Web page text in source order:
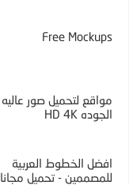
Free Mockups
مواقع لتحميل صور عاليه
الجوده HD 4K
افضل الخطوط العربية
للمصممين - تحميل مجانا